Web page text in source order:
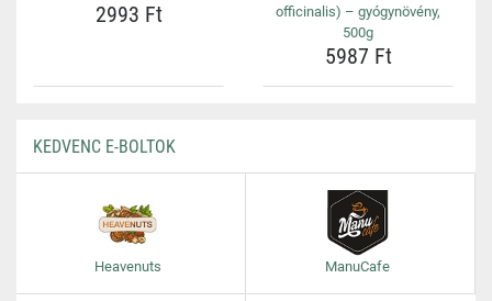
2993 Ft
officinalis) – gyógynövény,
500g
5987 Ft
KEDVENC E-BOLTOK
Heavenuts ManuCafe